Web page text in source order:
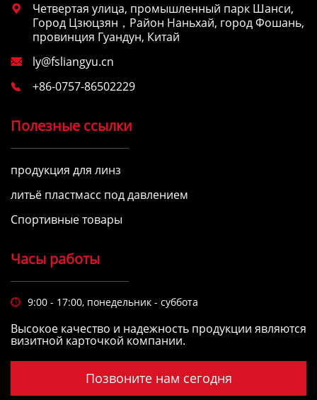

Четвертая улица, промышленный парк Шанси,
Город Цзюцзян，Район Наньхай, город Фошань,
провинция Гуандун, Китай
 ly@fsliangyu.cn
 +86-0757-86502229
Полезные ссылки
продукция для линз
литьё пластмасс под давлением
Спортивные товары
Часы работы
 9:00 - 17:00, понедельник - суббота
Высокое качество и надежность продукции являются
визитной карточкой компании.
Позвоните нам сегодня